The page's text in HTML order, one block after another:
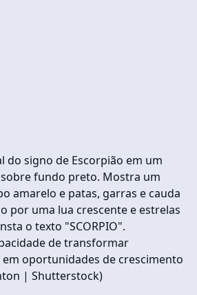
de transformar
oportunidades de crescimento
| Shutterstock)